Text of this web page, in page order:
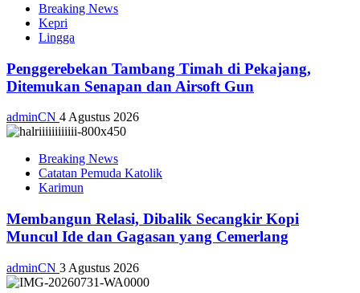
Breaking News
Kepri
Lingga
Penggerebekan Tambang Timah di Pekajang,
Ditemukan Senapan dan Airsoft Gun
adminCN 4 Agustus 2026
Breaking News
Catatan Pemuda Katolik
Karimun
Membangun Relasi, Dibalik Secangkir Kopi
Muncul Ide dan Gagasan yang Cemerlang
adminCN 3 Agustus 2026